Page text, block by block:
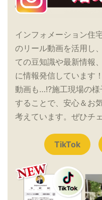
インフォメーション住
のリール動画を活用し
ての豆知識や最新情報
に情報発信しています
動画も…!?施工現場の
することで、安心＆お
考えています。ぜひチ
TikTok